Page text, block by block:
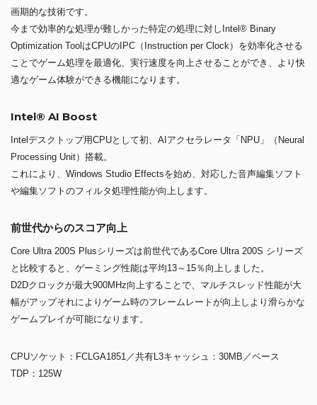
画期的な技術です。
今まで効率的な処理が難しかった特定の処理に対しIntel® Binary
Optimization ToolはCPUのIPC（Instruction per Clock）を効率化させる
ことでゲーム処理を最適化、実行速度を向上させることができ、より快
適なゲーム体験ができる機能になります。
Intel® AI Boost
Intelデスクトップ用CPUとして初、AIアクセラレータ「NPU」（Neural
Processing Unit）搭載。
これにより、Windows Studio Effectsを始め、対応した音声編集ソフト
や編集ソフトのフィルタ処理性能が向上します。
前世代からのスコア向上
Core Ultra 200S Plusシリーズは前世代であるCore Ultra 200S シリーズ
と比較すると、ゲーミング性能は平均13～15％向上しました。
D2Dクロックが最大900MHz向上することで、マルチスレッド性能が大
幅がアップそれによりゲーム時のフレームレートが向上しより滑らかな
ゲームプレイが可能になります。
CPUソケット：FCLGA1851／共有L3キャッシュ：30MB／ベース
TDP：125W